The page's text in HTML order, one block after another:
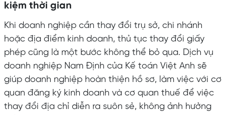
kiệm thời gian
Khi doanh nghiệp cần thay đổi trụ sở, chi nhánh
hoặc địa điểm kinh doanh, thủ tục thay đổi giấy
phép cũng là một bước không thể bỏ qua. Dịch vụ
doanh nghiệp Nam Định của Kế toán Việt Anh sẽ
giúp doanh nghiệp hoàn thiện hồ sơ, làm việc với cơ
quan đăng ký kinh doanh và cơ quan thuế để việc
thay đổi địa chỉ diễn ra suôn sẻ, không ảnh hưởng